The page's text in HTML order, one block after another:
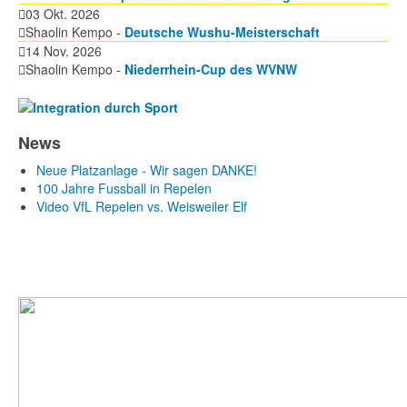
03 Okt. 2026
Shaolin Kempo - Deutsche Wushu-Meisterschaft
14 Nov. 2026
Shaolin Kempo - Niederrhein-Cup des WVNW
News
Neue Platzanlage - Wir sagen DANKE!
100 Jahre Fussball in Repelen
Video VfL Repelen vs. Weisweiler Elf